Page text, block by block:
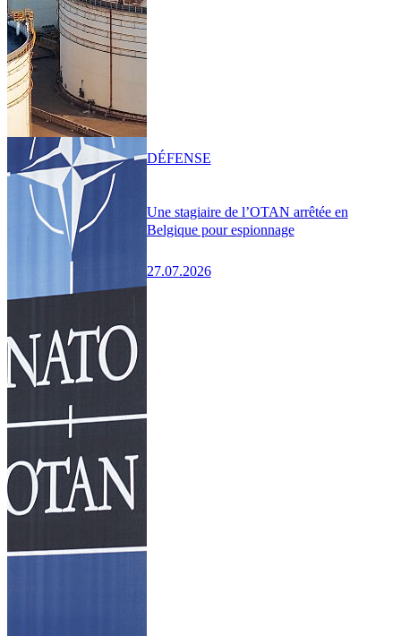
Une stagiaire de l’OTAN arrêtée en
Belgique pour espionnage
27.07.2026
DÉFENSE